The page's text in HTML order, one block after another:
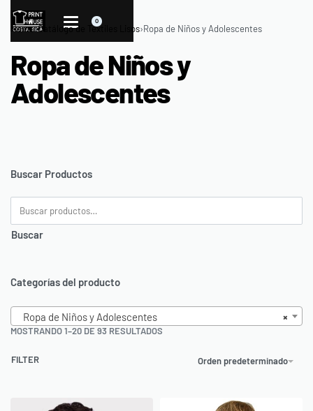
0
Home›Catálogo de Textiles Lisos›Ropa de Niños y Adolescentes
Ropa de Niños y
Adolescentes
Buscar Productos
Buscar
Categorías del producto
×
Ropa de Niños y Adolescentes
MOSTRANDO 1–20 DE 93 RESULTADOS
Orden predeterminado
FILTER